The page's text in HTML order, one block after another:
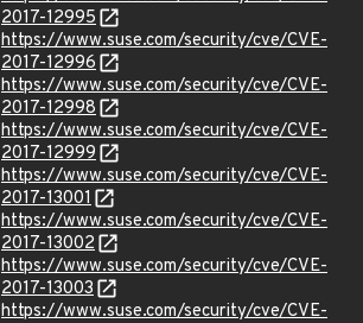
2017-12995
https://www.suse.com/security/cve/CVE-
2017-12996
https://www.suse.com/security/cve/CVE-
2017-12998
https://www.suse.com/security/cve/CVE-
2017-12999
https://www.suse.com/security/cve/CVE-
2017-13001
https://www.suse.com/security/cve/CVE-
2017-13002
https://www.suse.com/security/cve/CVE-
2017-13003
https://www.suse.com/security/cve/CVE-